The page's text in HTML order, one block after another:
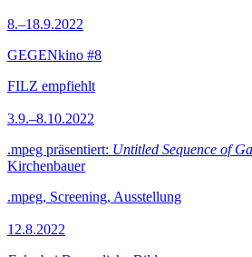
8.–18.9.2022
GEGENkino #8
FILZ empfiehlt
3.9.–8.10.2022
.mpeg präsentiert: Untitled Sequence of
Kirchenbauer
.mpeg, Screening, Ausstellung
12.8.2022